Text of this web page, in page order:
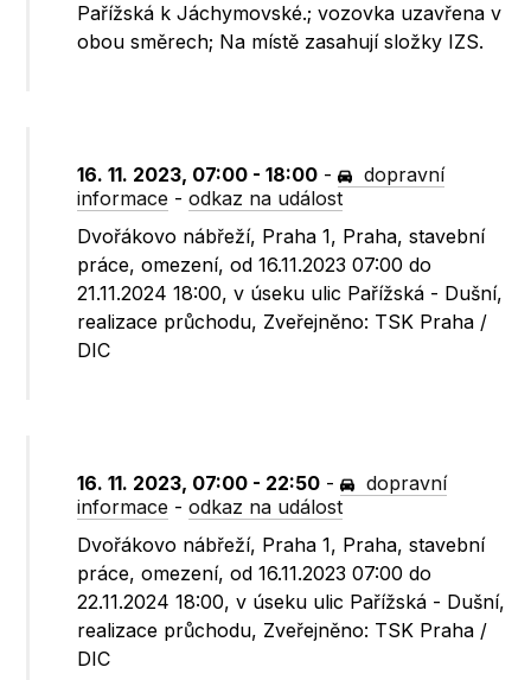
Pařížská k Jáchymovské.; vozovka uzavřena v
obou směrech; Na místě zasahují složky IZS.
16. 11. 2023, 07:00 - 18:00 -
dopravní
informace -odkaz na událost
Dvořákovo nábřeží, Praha 1, Praha, stavební
práce, omezení, od 16.11.2023 07:00 do
21.11.2024 18:00, v úseku ulic Pařížská - Dušní,
realizace průchodu, Zveřejněno: TSK Praha /
DIC
16. 11. 2023, 07:00 - 22:50 -
dopravní
informace -odkaz na událost
Dvořákovo nábřeží, Praha 1, Praha, stavební
práce, omezení, od 16.11.2023 07:00 do
22.11.2024 18:00, v úseku ulic Pařížská - Dušní,
realizace průchodu, Zveřejněno: TSK Praha /
DIC